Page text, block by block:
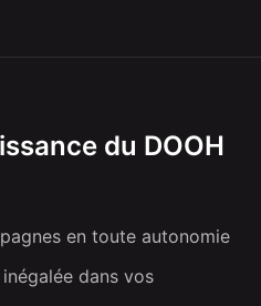
du DOOH
en toute autonomie
dans vos